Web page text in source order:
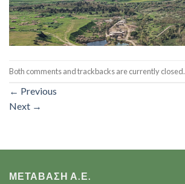
Both comments and trackbacks are currently closed.
← Previous
Next →
ΜΕΤΑΒΑΣΗ Α.Ε.